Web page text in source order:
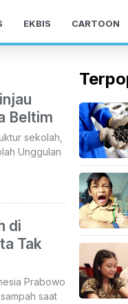
EKBIS CARTOON
Beltim
sekolah,
Unggulan
di
Tak
Prabowo
saat